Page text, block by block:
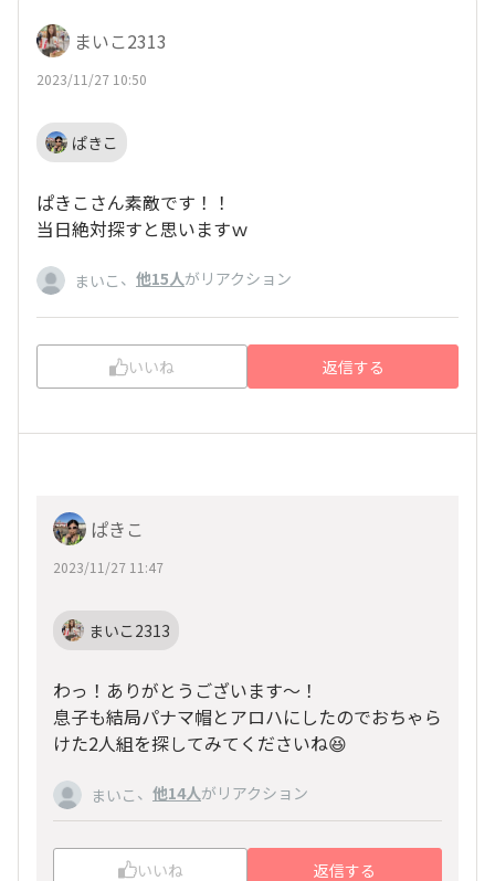
まいこ2313
2023/11/27 10:50
ぱきこ
ぱきこさん素敵です！！
当日絶対探すと思いますｗ
まいこ 、 他15人がリアクション
いいね 返信する
ぱきこ
2023/11/27 11:47
まいこ2313
わっ！ありがとうございます〜！
息子も結局パナマ帽とアロハにしたのでおちゃら
けた2人組を探してみてくださいね😆
まいこ 、 他14人がリアクション
いいね 返信する